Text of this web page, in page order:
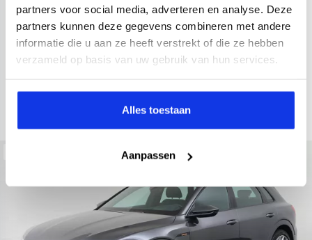
partners voor social media, adverteren en analyse. Deze
partners kunnen deze gegevens combineren met andere
informatie die u aan ze heeft verstrekt of die ze hebben
verzameld op basis van uw gebruik van hun services.
Alles toestaan
Aanpassen
Hybride benzine
Automaat
achteruitrijcamera
Apple Carplay/Android Auto
Kopen
Op aanvraag